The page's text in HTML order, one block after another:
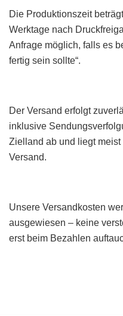
Die Produktionszeit
Werktage nach
Anfrage möglich, falls es
fertig sein sollte“.
Der Versand erfolgt
inklusive
Zielland ab und liegt
Versand.
Unsere Versandkosten
ausgewiesen – keine
erst beim Bezahlen